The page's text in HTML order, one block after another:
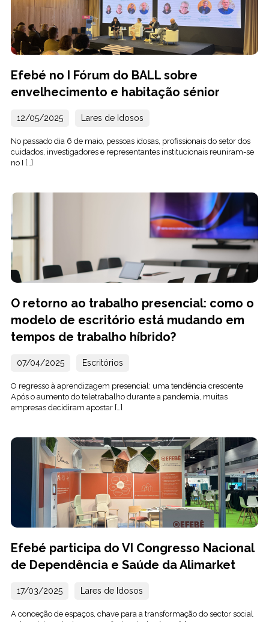
Efebé no I Fórum do BALL sobre
envelhecimento e habitação sénior
12/05/2025 Lares de Idosos
No passado dia 6 de maio, pessoas idosas, profissionais do setor dos
cuidados, investigadores e representantes institucionais reuniram-se
no I […]
O retorno ao trabalho presencial: como o
modelo de escritório está mudando em
tempos de trabalho híbrido?
07/04/2025 Escritórios
O regresso à aprendizagem presencial: uma tendência crescente
Após o aumento do teletrabalho durante a pandemia, muitas
empresas decidiram apostar […]
Efebé participa do VI Congresso Nacional
de Dependência e Saúde da Alimarket
17/03/2025 Lares de Idosos
A conceção de espaços, chave para a transformação do sector social